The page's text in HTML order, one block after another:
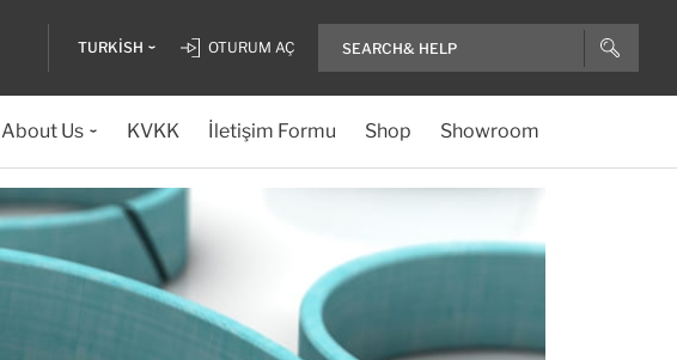
TURKISH OTURUM AÇ
About Us KVKK İletişim Formu Shop Showroom